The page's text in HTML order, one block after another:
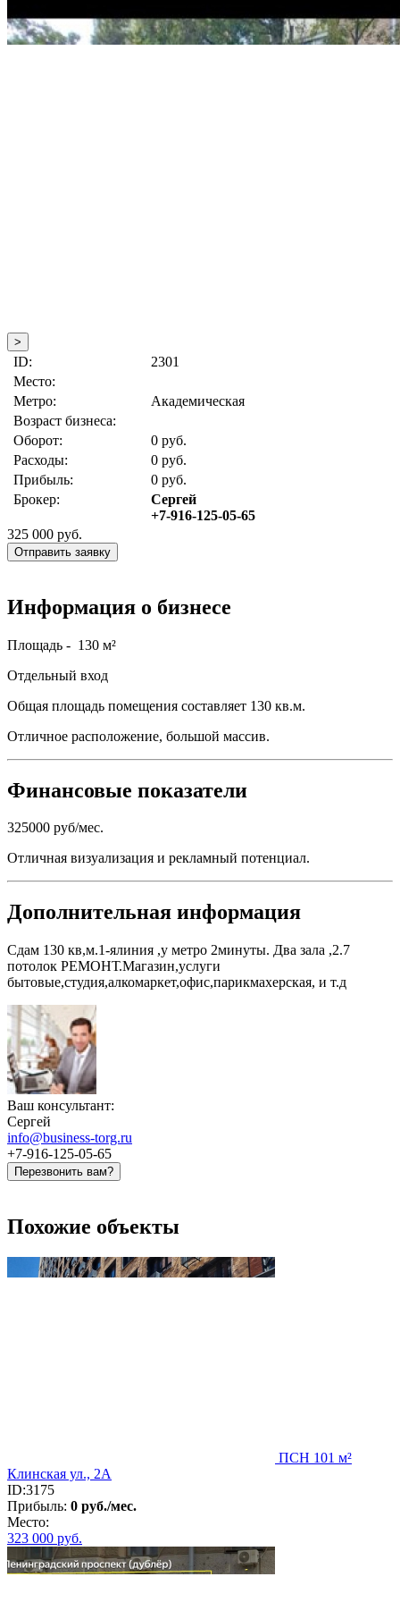
>
ID:
2301
Место:
Метро:
Академическая
Возраст бизнеса:
Оборот:
0 руб.
Расходы:
0 руб.
Прибыль:
0 руб.
Брокер:
Сергей
+7-916-125-05-65
325 000 руб.
Отправить заявку
Информация о бизнесе
Площадь - 130 м²
Отдельный вход
Общая площадь помещения составляет 130 кв.м.
Отличное расположение, большой массив.
Финансовые показатели
325000 руб/мес.
Отличная визуализация и рекламный потенциал.
Дополнительная информация
Сдам 130 кв,м.1-ялиния ,у метро 2минуты. Два зала ,2.7
потолок РЕМОНТ.Магазин,услуги
бытовые,студия,алкомаркет,офис,парикмахерская, и т.д
Ваш консультант:
Сергей
info@business-torg.ru
+7-916-125-05-65
Перезвонить вам?
Похожие объекты
ПСН 101 м²
Клинская ул., 2А
ID:3175
Прибыль: 0 руб./мес.
Место:
323 000 руб.